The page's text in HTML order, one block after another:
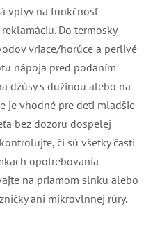
vplyv na funkčnosť
Do termosky
vriace/horúce a perlivé
nápoja pred podaním
džúsy s dužinou alebo na
je vhodné pre deti mladšie
bez dozoru dospelej
či sú všetky časti
opotrebovania
na priamom slnku alebo
ani mikrovlnnej rúry.